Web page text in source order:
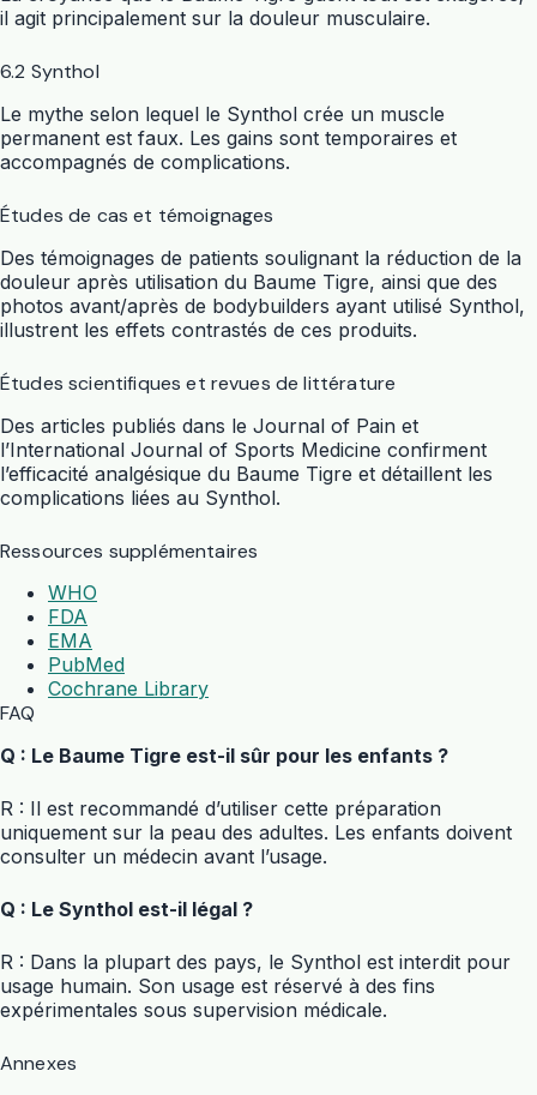
il agit principalement sur la douleur musculaire.
6.2 Synthol
Le mythe selon lequel le Synthol crée un muscle
permanent est faux. Les gains sont temporaires et
accompagnés de complications.
Études de cas et témoignages
Des témoignages de patients soulignant la réduction de la
douleur après utilisation du Baume Tigre, ainsi que des
photos avant/après de bodybuilders ayant utilisé Synthol,
illustrent les effets contrastés de ces produits.
Études scientifiques et revues de littérature
Des articles publiés dans le Journal of Pain et
l’International Journal of Sports Medicine confirment
l’efficacité analgésique du Baume Tigre et détaillent les
complications liées au Synthol.
Ressources supplémentaires
WHO
FDA
EMA
PubMed
Cochrane Library
FAQ
Q : Le Baume Tigre est-il sûr pour les enfants ?
R : Il est recommandé d’utiliser cette préparation
uniquement sur la peau des adultes. Les enfants doivent
consulter un médecin avant l’usage.
Q : Le Synthol est-il légal ?
R : Dans la plupart des pays, le Synthol est interdit pour
usage humain. Son usage est réservé à des fins
expérimentales sous supervision médicale.
Annexes